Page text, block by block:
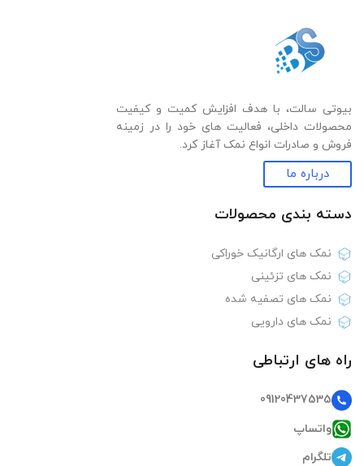
بیوتی سالت، با هدف افزایش کمیت و کیفیت
محصولات داخلی، فعالیت های خود را در زمینه
فروش و صادرات انواع نمک آغاز کرد.
درباره ما
دسته بندی‌ محصولات
نمک های ارگانیک خوراکی
نمک های تزئینی
نمک های تصفیه شده
نمک های دارویی
راه های ارتباطی
09120437535
واتساپ
تلگرام